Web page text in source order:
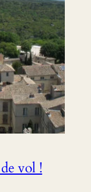
vol !